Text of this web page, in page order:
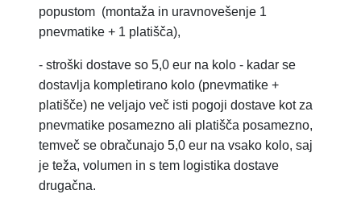
popustom (montaža in uravnovešenje 1
pnevmatike + 1 platišča),
- stroški dostave so 5,0 eur na kolo - kadar se
dostavlja kompletirano kolo (pnevmatike +
platišče) ne veljajo več isti pogoji dostave kot za
pnevmatike posamezno ali platišča posamezno,
temveč se obračunajo 5,0 eur na vsako kolo, saj
je teža, volumen in s tem logistika dostave
drugačna.